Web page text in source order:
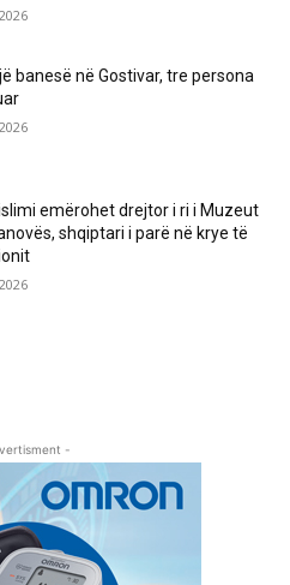
banesë në Gostivar, tre persona
emërohet drejtor i ri i Muzeut
shqiptari i parë në krye të
-